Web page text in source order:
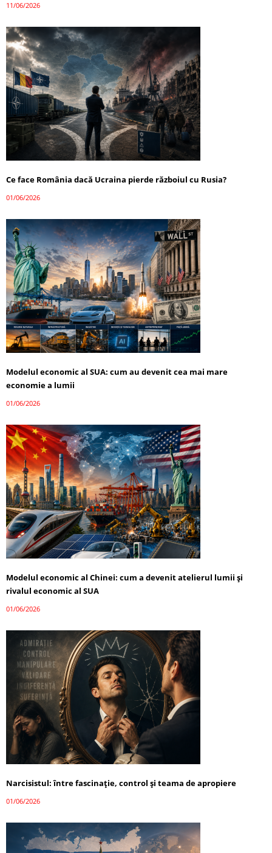
11/06/2026
Ce face România dacă Ucraina pierde războiul cu Rusia?
01/06/2026
Modelul economic al SUA: cum au devenit cea mai mare
economie a lumii
01/06/2026
Modelul economic al Chinei: cum a devenit atelierul lumii și
rivalul economic al SUA
01/06/2026
Narcisistul: între fascinație, control și teama de apropiere
01/06/2026